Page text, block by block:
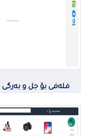
فلەفی بۆ جل و بەرگی